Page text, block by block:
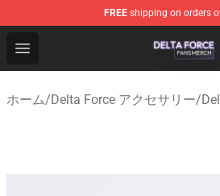
FREE shipping on orders
Open menu
Delta Force Shop - Official
ホーム/Delta Force アクセサリー/